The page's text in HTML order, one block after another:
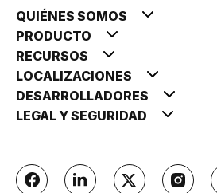
QUIÉNES SOMOS
PRODUCTO
RECURSOS
LOCALIZACIONES
DESARROLLADORES
LEGAL Y SEGURIDAD